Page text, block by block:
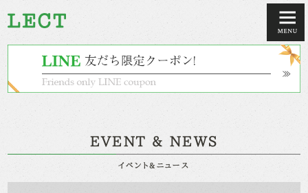
EVENT & NEWS
イベント&ニュース